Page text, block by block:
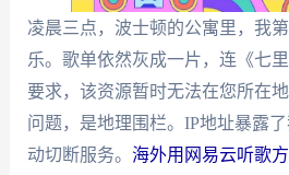
凌晨三点，波士顿的公寓里，我
乐。歌单依然灰成一片，连《七
要求，该资源暂时无法在您所在
问题，是地理围栏。IP地址暴露
动切断服务。 海外用网易云听歌